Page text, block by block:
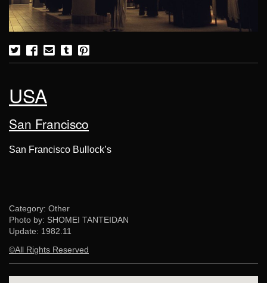
USA
San Francisco
San Francisco Bullock’s
Category: Other
Photo by: SHOMEI TANTEIDAN
Update: 1982.11
©All Rights Reserved